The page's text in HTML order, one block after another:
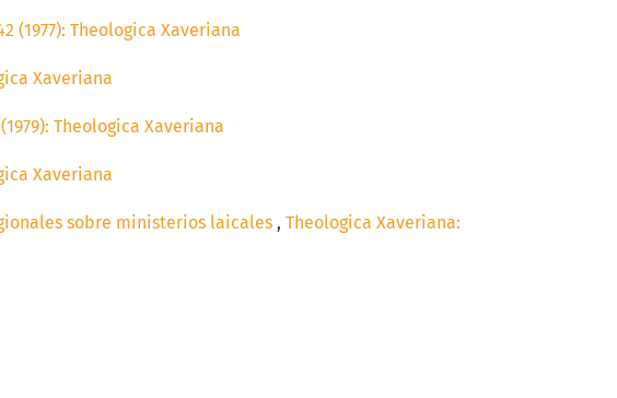
(1977): Theologica Xaveriana
Xaveriana
Theologica Xaveriana
Xaveriana
sobre ministerios laicales , Theologica Xaveriana: